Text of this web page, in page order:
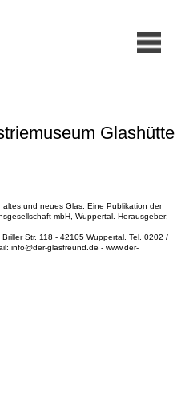
Glashütte
altes und neues Glas. Eine Publikation der
mbH , Wuppertal. Herausgeber:
Str. 118 - 42105 Wuppertal. Tel. 0202 /
info@der-glasfreund.de - www.der-